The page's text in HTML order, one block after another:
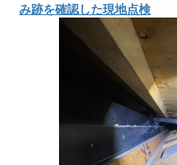
み跡を確認した現地点検